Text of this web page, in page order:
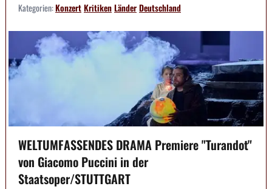
Kategorien:KonzertKritikenLänderDeutschland
WELTUMFASSENDES DRAMA Premiere "Turandot"
von Giacomo Puccini in der
Staatsoper/STUTTGART